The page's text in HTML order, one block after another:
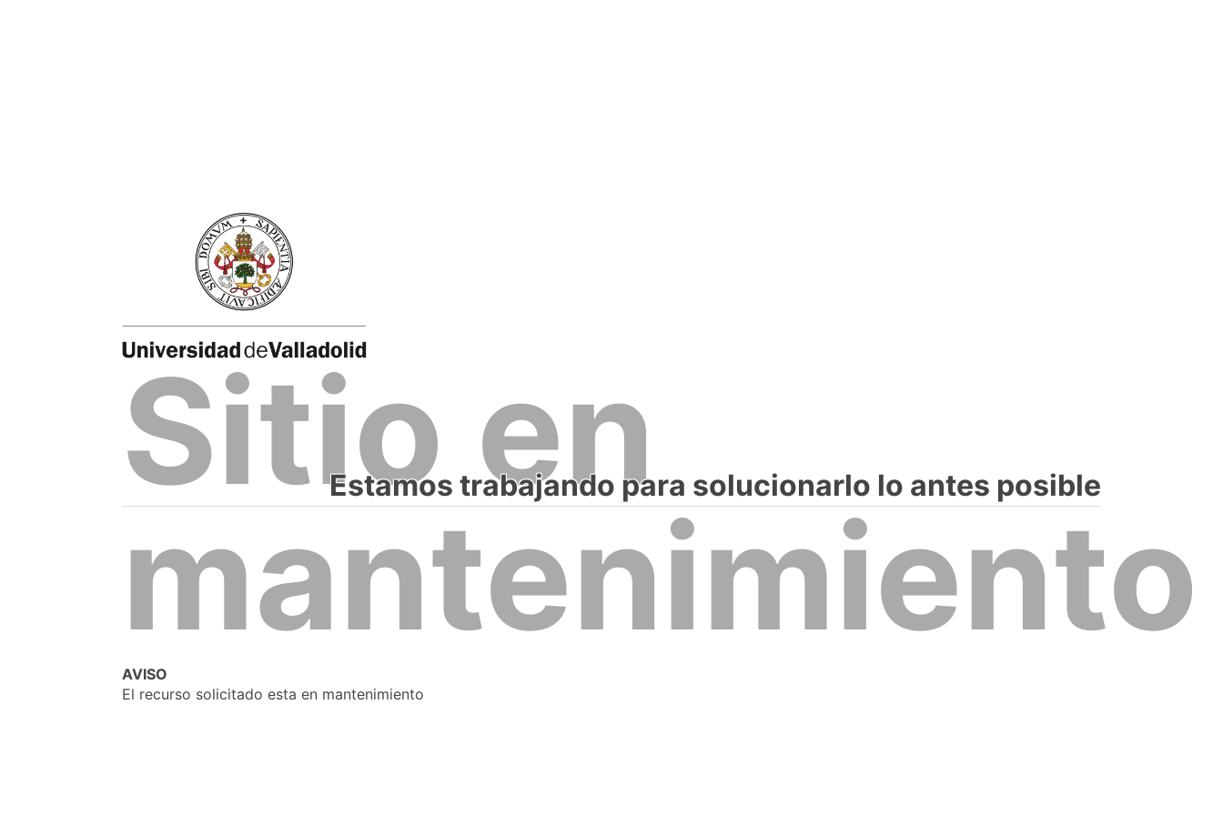
Sitio en
mantenimiento
Estamos trabajando para solucionarlo lo antes posible
AVISO
El recurso solicitado esta en mantenimiento